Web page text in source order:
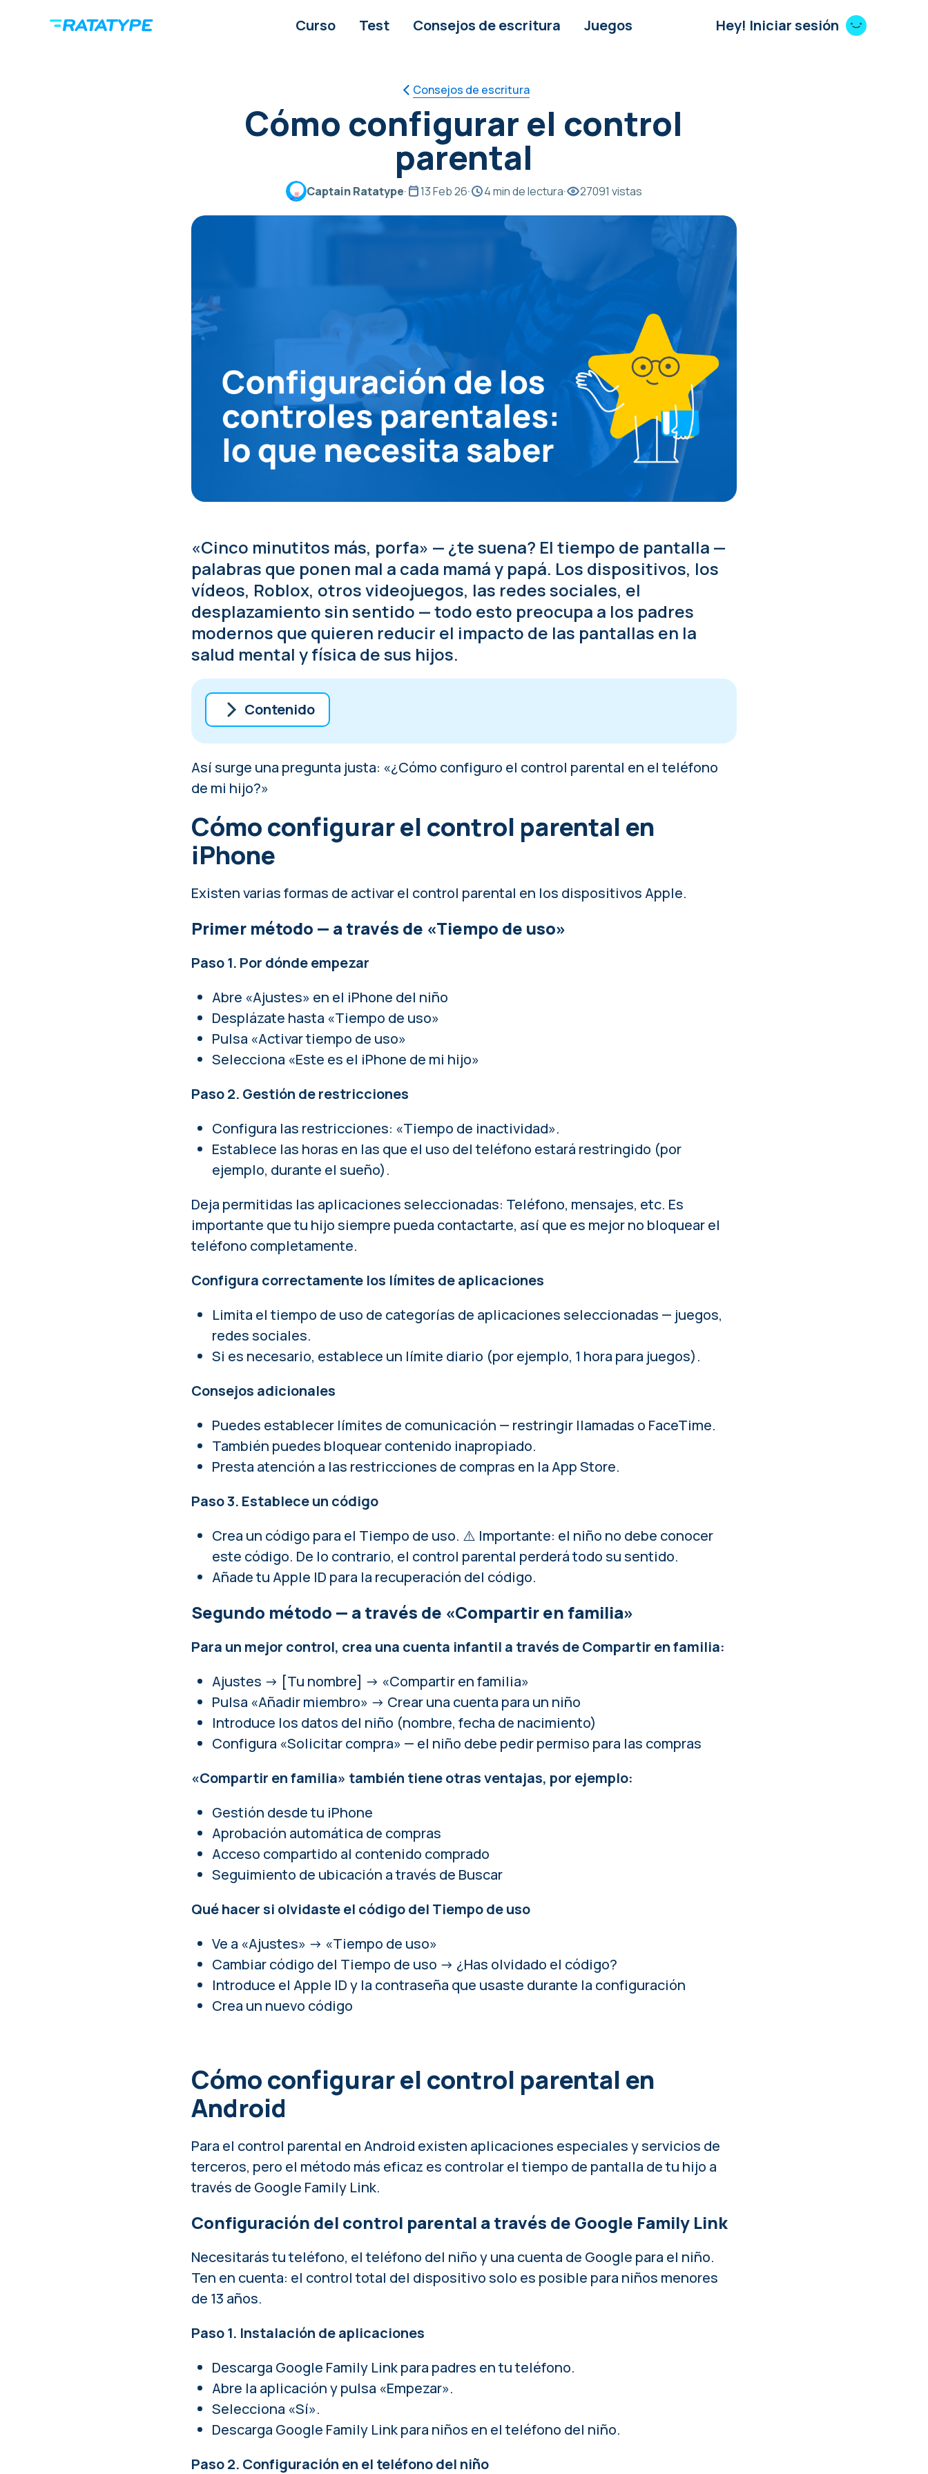
Curso Test Consejos de escritura Juegos Hey! Iniciar sesión
Consejos de escritura
Cómo configurar el control
parental
Captain Ratatype· 13 Feb 26· 4 min de lectura· 27091 vistas
«Cinco minutitos más, porfa» — ¿te suena? El tiempo de pantalla —
palabras que ponen mal a cada mamá y papá. Los dispositivos, los
vídeos, Roblox, otros videojuegos, las redes sociales, el
desplazamiento sin sentido — todo esto preocupa a los padres
modernos que quieren reducir el impacto de las pantallas en la
salud mental y física de sus hijos.
Contenido
Cómo configurar el control parental en iPhone
Cómo configurar el control parental en Android
El respeto al niño debe ser lo primero
Así surge una pregunta justa: «¿Cómo configuro el control parental en el teléfono
de mi hijo?»
Cómo configurar el control parental en
iPhone
Existen varias formas de activar el control parental en los dispositivos Apple.
Primer método — a través de «Tiempo de uso»
Paso 1. Por dónde empezar
Abre «Ajustes» en el iPhone del niño
Desplázate hasta «Tiempo de uso»
Pulsa «Activar tiempo de uso»
Selecciona «Este es el iPhone de mi hijo»
Paso 2. Gestión de restricciones
Configura las restricciones: «Tiempo de inactividad».
Establece las horas en las que el uso del teléfono estará restringido (por
ejemplo, durante el sueño).
Deja permitidas las aplicaciones seleccionadas: Teléfono, mensajes, etc. Es
importante que tu hijo siempre pueda contactarte, así que es mejor no bloquear el
teléfono completamente.
Configura correctamente los límites de aplicaciones
Limita el tiempo de uso de categorías de aplicaciones seleccionadas — juegos,
redes sociales.
Si es necesario, establece un límite diario (por ejemplo, 1 hora para juegos).
Consejos adicionales
Puedes establecer límites de comunicación — restringir llamadas o FaceTime.
También puedes bloquear contenido inapropiado.
Presta atención a las restricciones de compras en la App Store.
Paso 3. Establece un código
Crea un código para el Tiempo de uso. ⚠️ Importante: el niño no debe conocer
este código. De lo contrario, el control parental perderá todo su sentido.
Añade tu Apple ID para la recuperación del código.
Segundo método — a través de «Compartir en familia»
Para un mejor control, crea una cuenta infantil a través de Compartir en familia:
Ajustes → [Tu nombre] → «Compartir en familia»
Pulsa «Añadir miembro» → Crear una cuenta para un niño
Introduce los datos del niño (nombre, fecha de nacimiento)
Configura «Solicitar compra» — el niño debe pedir permiso para las compras
«Compartir en familia» también tiene otras ventajas, por ejemplo:
Gestión desde tu iPhone
Aprobación automática de compras
Acceso compartido al contenido comprado
Seguimiento de ubicación a través de Buscar
Qué hacer si olvidaste el código del Tiempo de uso
Ve a «Ajustes» → «Tiempo de uso»
Cambiar código del Tiempo de uso → ¿Has olvidado el código?
Introduce el Apple ID y la contraseña que usaste durante la configuración
Crea un nuevo código
Cómo configurar el control parental en
Android
Para el control parental en Android existen aplicaciones especiales y servicios de
terceros, pero el método más eficaz es controlar el tiempo de pantalla de tu hijo a
través de Google Family Link.
Configuración del control parental a través de Google Family Link
Necesitarás tu teléfono, el teléfono del niño y una cuenta de Google para el niño.
Ten en cuenta: el control total del dispositivo solo es posible para niños menores
de 13 años.
Paso 1. Instalación de aplicaciones
Descarga Google Family Link para padres en tu teléfono.
Abre la aplicación y pulsa «Empezar».
Selecciona «Sí».
Descarga Google Family Link para niños en el teléfono del niño.
Paso 2. Configuración en el teléfono del niño